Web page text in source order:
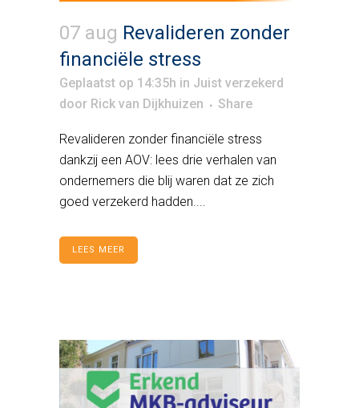
07 aug Revalideren zonder
financiële stress
Geplaatst op 14:35h in Juist verzekerd
door Rick van Dijkhuizen Share
Revalideren zonder financiële stress
dankzij een AOV: lees drie verhalen van
ondernemers die blij waren dat ze zich
goed verzekerd hadden....
LEES MEER